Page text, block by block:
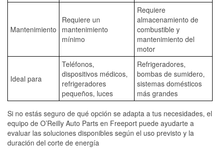
Mantenimiento
Requiere un
mantenimiento
mínimo
Requiere
almacenamiento de
combustible y
mantenimiento del
motor
Ideal para
Teléfonos,
dispositivos médicos,
refrigeradores
pequeños, luces
Refrigeradores,
bombas de sumidero,
sistemas domésticos
más grandes
Si no estás seguro de qué opción se adapta a tus necesidades, el
equipo de O’Reilly Auto Parts en Freeport puede ayudarte a
evaluar las soluciones disponibles según el uso previsto y la
duración del corte de energía